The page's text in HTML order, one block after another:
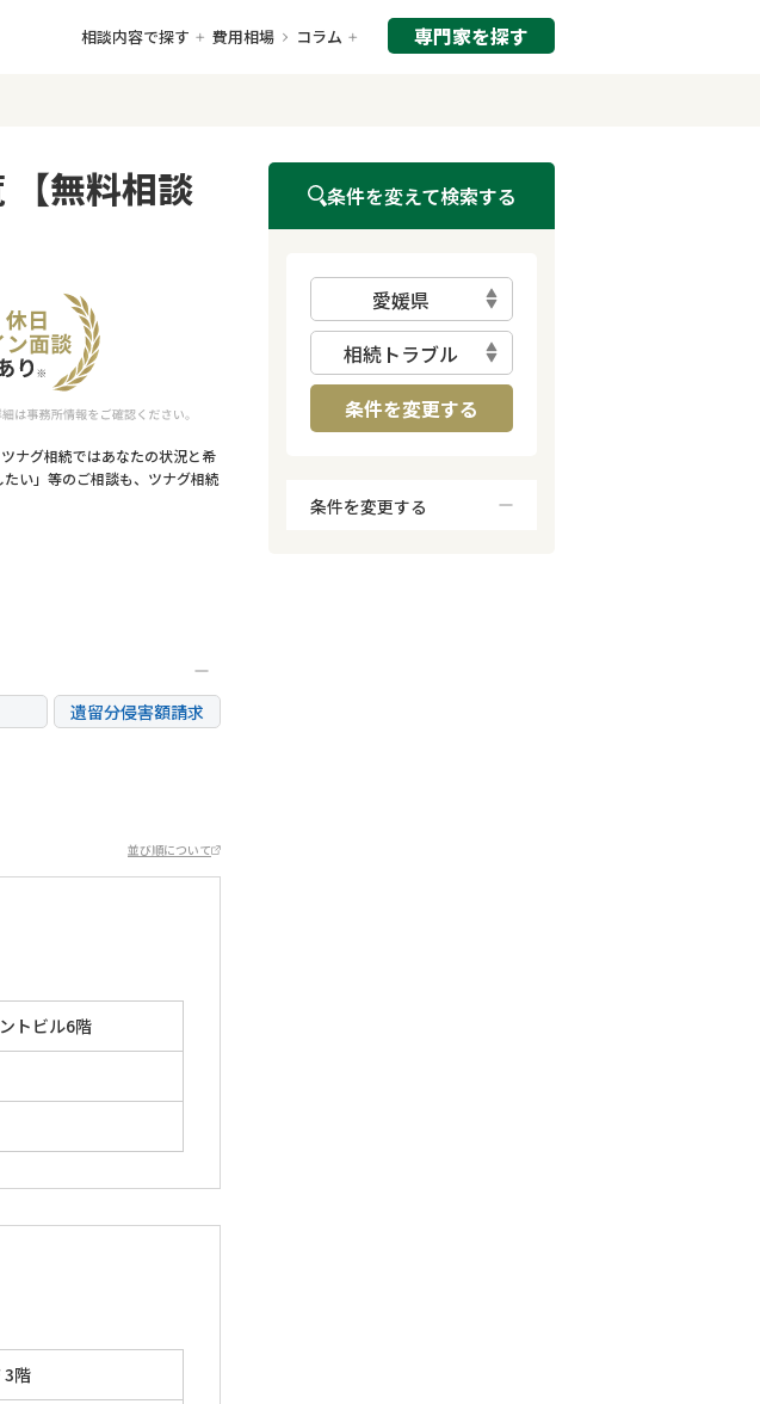
相談内容で探す 費用相場 コラム 専門家を探す
【無料相談
ナグ相続ではあなたの状況と希
い」等のご相談も、ツナグ相続
遺留分侵害額請求
並び順について
トビル6階
3階
条件を変えて検索する
愛媛県
相続トラブル
条件を変更する
条件を変更する